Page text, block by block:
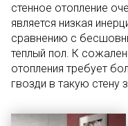
стенное отопление
является низкая
сравнению с
теплый пол. К
отопления требует
гвозди в такую стену